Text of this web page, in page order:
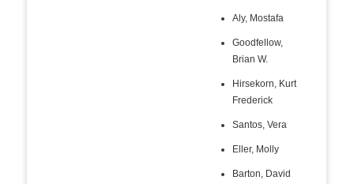
Aly, Mostafa
Goodfellow,
Brian W.
Hirsekorn, Kurt
Frederick
Santos, Vera
Eller, Molly
Barton, David